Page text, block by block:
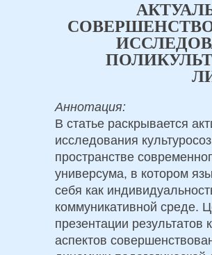
Аннотация:
В статье раскрывается
исследования
пространстве
универсума, в котором
себя как
коммуникативной среде.
презентации результатов
аспектов